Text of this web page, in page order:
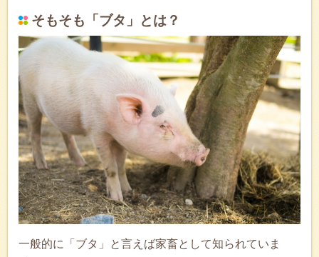
そもそも「ブタ」とは？
一般的に「ブタ」と言えば家畜として知られていま